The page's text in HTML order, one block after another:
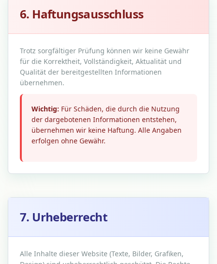
6. Haftungsausschluss
Trotz sorgfältiger Prüfung können wir keine Gewähr
für die Korrektheit, Vollständigkeit, Aktualität und
Qualität der bereitgestellten Informationen
übernehmen.
Wichtig: Für Schäden, die durch die Nutzung
der dargebotenen Informationen entstehen,
übernehmen wir keine Haftung. Alle Angaben
erfolgen ohne Gewähr.
7. Urheberrecht
Alle Inhalte dieser Website (Texte, Bilder, Grafiken,